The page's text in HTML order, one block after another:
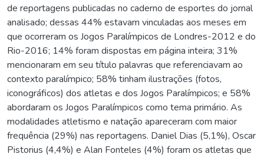
de reportagens publicadas no caderno de esportes do jornal
analisado; dessas 44% estavam vinculadas aos meses em
que ocorreram os Jogos Paralímpicos de Londres-2012 e do
Rio-2016; 14% foram dispostas em página inteira; 31%
mencionaram em seu título palavras que referenciavam ao
contexto paralímpico; 58% tinham ilustrações (fotos,
iconográficos) dos atletas e dos Jogos Paralímpicos; e 58%
abordaram os Jogos Paralímpicos como tema primário. As
modalidades atletismo e natação apareceram com maior
frequência (29%) nas reportagens. Daniel Dias (5,1%), Oscar
Pistorius (4,4%) e Alan Fonteles (4%) foram os atletas que